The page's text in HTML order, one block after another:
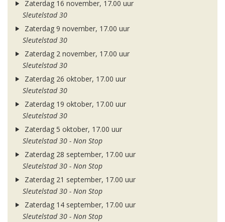
Zaterdag 16 november, 17.00 uur
Sleutelstad 30
Zaterdag 9 november, 17.00 uur
Sleutelstad 30
Zaterdag 2 november, 17.00 uur
Sleutelstad 30
Zaterdag 26 oktober, 17.00 uur
Sleutelstad 30
Zaterdag 19 oktober, 17.00 uur
Sleutelstad 30
Zaterdag 5 oktober, 17.00 uur
Sleutelstad 30 - Non Stop
Zaterdag 28 september, 17.00 uur
Sleutelstad 30 - Non Stop
Zaterdag 21 september, 17.00 uur
Sleutelstad 30 - Non Stop
Zaterdag 14 september, 17.00 uur
Sleutelstad 30 - Non Stop